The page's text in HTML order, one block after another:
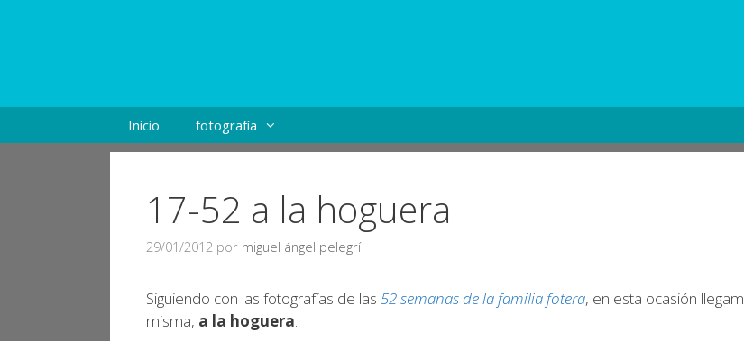
Inicio fotografía
17-52 a la hoguera
29/01/2012 por miguel ángel pelegrí
Siguiendo con las fotografías de las 52 semanas de la familia fotera, en esta ocasión
misma, a la hoguera.